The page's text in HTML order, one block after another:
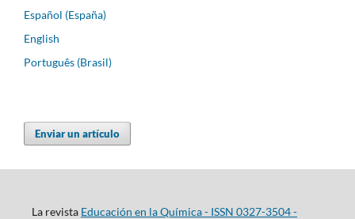
Español (España)
English
Português (Brasil)
Enviar un artículo
La revista Educación en la Química - ISSN 0327-3504 -